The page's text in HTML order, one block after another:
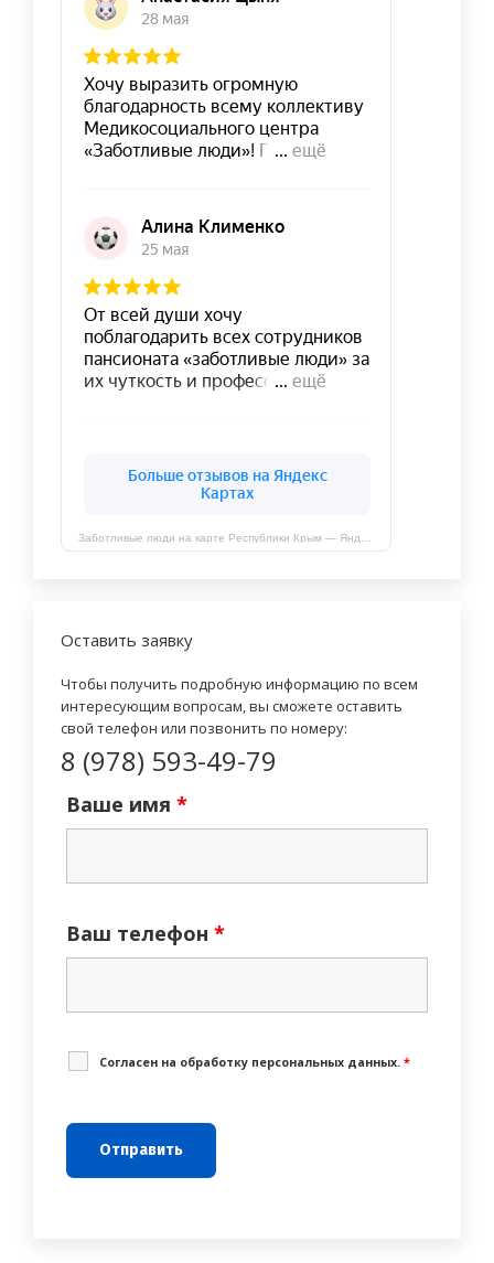
Оставить заявку
Чтобы получить подробную информацию по всем
интересующим вопросам, вы сможете оставить
свой телефон или позвонить по номеру:
8 (978) 593-49-79
Ваше имя *
Ваш телефон *
Cогласен на обработку персональных данных. *